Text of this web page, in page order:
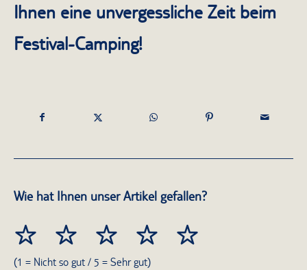
Ihnen eine unvergessliche Zeit beim
Festival-Camping!
Wie hat Ihnen unser Artikel gefallen?
(1 = Nicht so gut / 5 = Sehr gut)